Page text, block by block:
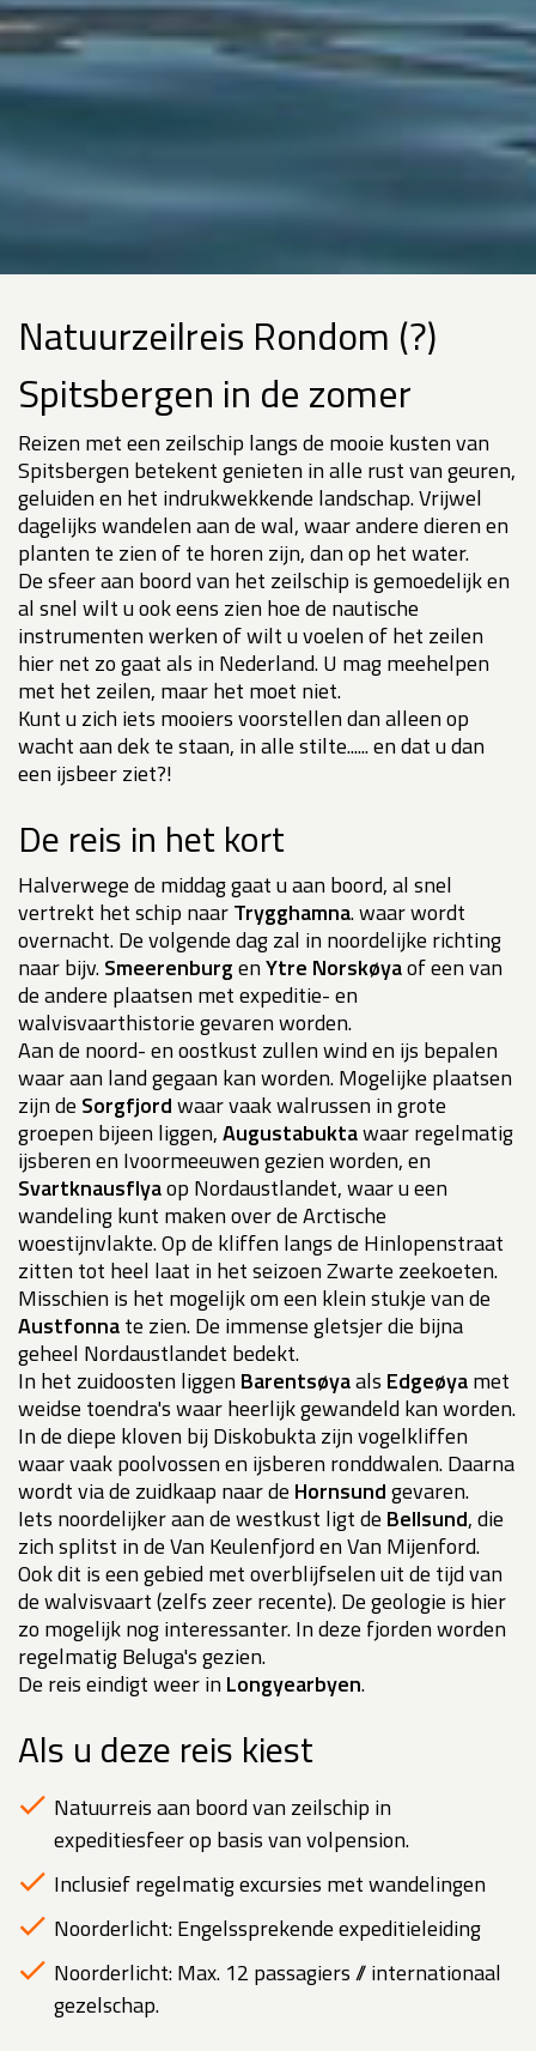
Natuurzeilreis Rondom (?)
Spitsbergen in de zomer
Reizen met een zeilschip langs de mooie kusten van
Spitsbergen betekent genieten in alle rust van geuren,
geluiden en het indrukwekkende landschap. Vrijwel
dagelijks wandelen aan de wal, waar andere dieren en
planten te zien of te horen zijn, dan op het water.
De sfeer aan boord van het zeilschip is gemoedelijk en
al snel wilt u ook eens zien hoe de nautische
instrumenten werken of wilt u voelen of het zeilen
hier net zo gaat als in Nederland. U mag meehelpen
met het zeilen, maar het moet niet.
Kunt u zich iets mooiers voorstellen dan alleen op
wacht aan dek te staan, in alle stilte...... en dat u dan
een ijsbeer ziet?!
De reis in het kort
Halverwege de middag gaat u aan boord, al snel
vertrekt het schip naarTrygghamna. waar wordt
overnacht. De volgende dag zal in noordelijke richting
naar bijv.SmeerenburgenYtre Norskøyaof een van
de andere plaatsen met expeditie- en
walvisvaarthistorie gevaren worden.
Aan de noord- en oostkust zullen wind en ijs bepalen
waar aan land gegaan kan worden. Mogelijke plaatsen
zijn de Sorgfjordwaar vaak walrussen in grote
groepen bijeen liggen,Augustabuktawaar regelmatig
ijsberen en Ivoormeeuwen gezien worden, en
Svartknausflyaop Nordaustlandet, waar u een
wandeling kunt maken over de Arctische
woestijnvlakte. Op de kliffen langs de Hinlopenstraat
zitten tot heel laat in het seizoen Zwarte zeekoeten.
Misschien is het mogelijk om een klein stukje van de
Austfonnate zien. De immense gletsjer die bijna
geheel Nordaustlandet bedekt.
In het zuidoosten liggen Barentsøyaals Edgeøyamet
weidse toendra's waar heerlijk gewandeld kan worden.
In de diepe kloven bij Diskobukta zijn vogelkliffen
waar vaak poolvossen en ijsberen ronddwalen. Daarna
wordt via de zuidkaap naar de Hornsundgevaren.
Iets noordelijker aan de westkust ligt de Bellsund, die
zich splitst in de Van Keulenfjord en Van Mijenford.
Ook dit is een gebied met overblijfselen uit de tijd van
de walvisvaart (zelfs zeer recente). De geologie is hier
zo mogelijk nog interessanter. In deze fjorden worden
regelmatig Beluga's gezien.
De reis eindigt weer in Longyearbyen.
Als u deze reis kiest
Natuurreis aan boord van zeilschip in
expeditiesfeer op basis van volpension.
Inclusief regelmatig excursies met wandelingen
Noorderlicht: Engelssprekende expeditieleiding
Noorderlicht: Max. 12 passagiers // internationaal
gezelschap.